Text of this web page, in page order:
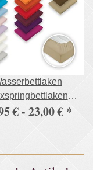
195 g/m²
€ - 23,00 € *